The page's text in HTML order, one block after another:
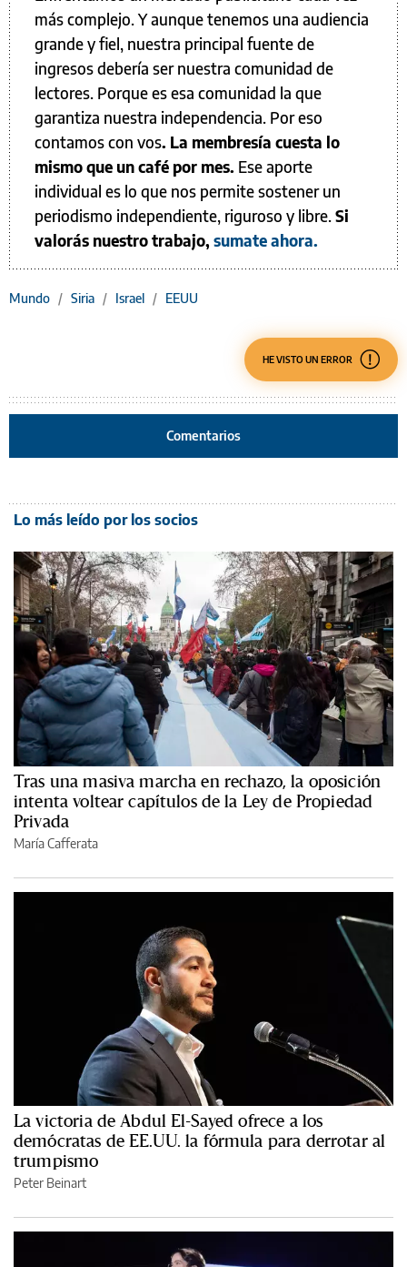
más complejo. Y aunque tenemos una audiencia
grande y fiel, nuestra principal fuente de
ingresos debería ser nuestra comunidad de
lectores. Porque es esa comunidad la que
garantiza nuestra independencia. Por eso
contamos con vos. La membresía cuesta lo
mismo que un café por mes. Ese aporte
individual es lo que nos permite sostener un
periodismo independiente, riguroso y libre.Si
valorás nuestro trabajo, sumate ahora.
Mundo / Siria / Israel / EEUU
HE VISTO UN ERROR
Comentarios
Lo más leído por los socios
Tras una masiva marcha en rechazo, la oposición
intenta voltear capítulos de la Ley de Propiedad
Privada
María Cafferata
La victoria de Abdul El-Sayed ofrece a los
demócratas de EE.UU. la fórmula para derrotar al
trumpismo
Peter Beinart